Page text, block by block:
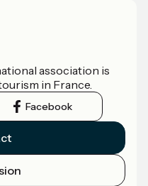
association is
in France.
Facebook